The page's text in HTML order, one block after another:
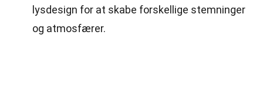
lysdesign for at skabe forskellige stemninger
og atmosfærer.